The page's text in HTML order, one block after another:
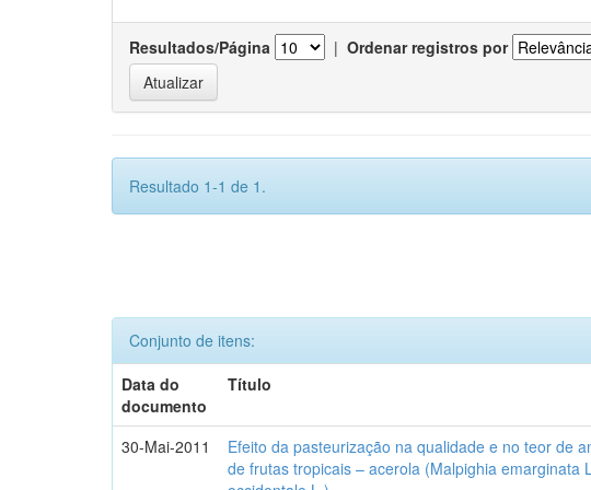
Resultados/Página | Ordenar registros por
Resultado 1-1 de 1.
Conjunto de itens:
Data do
documento
Título
30-Mai-2011
Efeito da pasteurização na qualidade e no teor de
de frutas tropicais – acerola (Malpighia emarginata